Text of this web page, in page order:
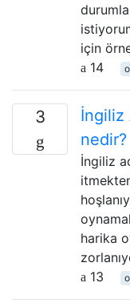
durumla
için
14
3
İngiliz
nedir?
İngiliz
harika
13